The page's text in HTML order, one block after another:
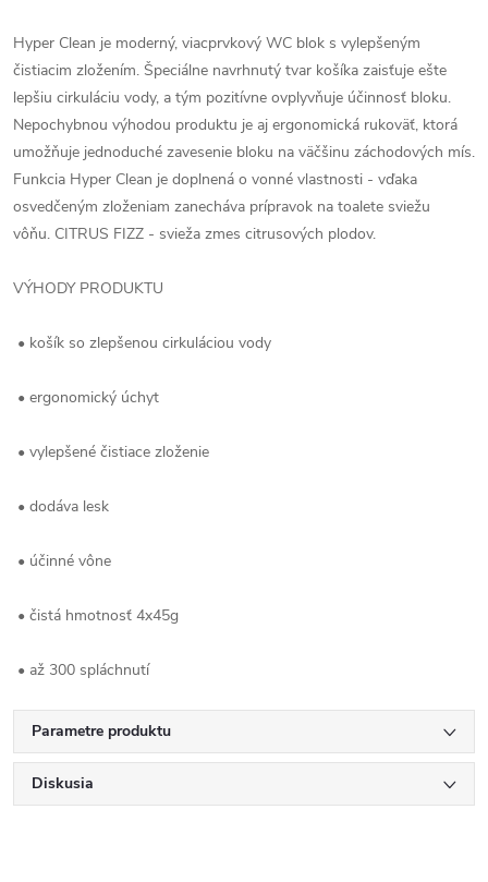
Hyper Clean je moderný, viacprvkový WC blok s vylepšeným
čistiacim zložením. Špeciálne navrhnutý tvar košíka zaisťuje ešte
lepšiu cirkuláciu vody, a tým pozitívne ovplyvňuje účinnosť bloku.
Nepochybnou výhodou produktu je aj ergonomická rukoväť, ktorá
umožňuje jednoduché zavesenie bloku na väčšinu záchodových mís.
Funkcia Hyper Clean je doplnená o vonné vlastnosti - vďaka
osvedčeným zloženiam zanecháva prípravok na toalete sviežu
vôňu. CITRUS FIZZ - svieža zmes citrusových plodov.
VÝHODY PRODUKTU
• košík so zlepšenou cirkuláciou vody
• ergonomický úchyt
• vylepšené čistiace zloženie
• dodáva lesk
• účinné vône
• čistá hmotnosť 4x45g
• až 300 spláchnutí
Parametre produktu
Diskusia